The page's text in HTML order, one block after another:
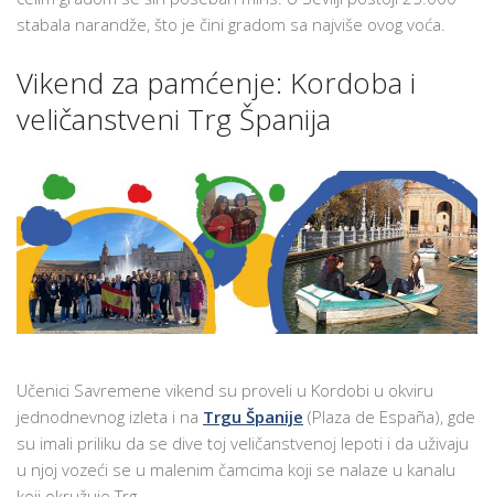
stabala narandže, što je čini gradom sa najviše ovog voća.
Vikend za pamćenje: Kordobа i
veličanstveni Trg Španija
Učenici Savremene vikend su proveli u Kordobi u okviru
jednodnevnog izleta i na Trgu Španije (Plaza de España), gde
su imali priliku da se dive toj veličanstvenoj lepoti i da uživaju
u njoj vozeći se u malenim čamcima koji se nalaze u kanalu